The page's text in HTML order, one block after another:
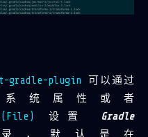
gradle-plugin 可以通过
统属性或者
设置
Gradle
，默认是在